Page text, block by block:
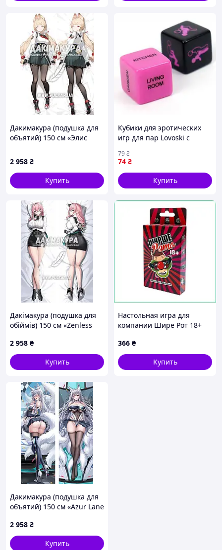
Дакимакура (подушка для
объятий) 150 см «Элис
Zero» tape 2
2 958 ₴
Купить
Кубики для эротических
игр для пар Lovoski с
2 шт Розовый и Черный
74 ₴
79₴
Купить
Дакімакура (подушка для
обіймів) 150 см «Zenless
Yanagi» tape 1
2 958 ₴
Купить
Настольная игра для
компании Шире Рот 18+
дополнение на украинском
языке FGS60 премиум
366 ₴
Купить
Дакимакура (подушка для
объятий) 150 см «Azur Lane
2 958 ₴
Купить